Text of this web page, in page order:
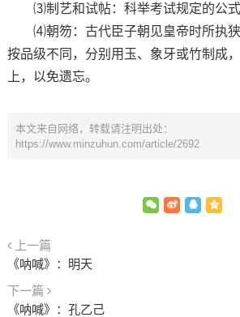
⑶制艺和试帖：科举考试规定的公式
⑷朝笏：古代臣子朝见皇帝时所执狭
按品级不同，分别用玉、象牙或竹制成
上，以免遗忘。
本文来自网络，转载请注明出处：
https://www.minzuhun.com/article/2692
上一篇
《呐喊》：明天
下一篇
《呐喊》：孔乙己